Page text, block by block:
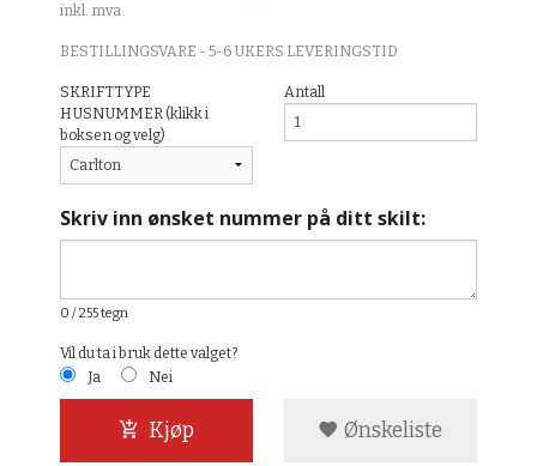
inkl. mva.
BESTILLINGSVARE - 5-6 UKERS LEVERINGSTID
SKRIFTTYPE
HUSNUMMER (klikk i
boksen og velg)
Antall
Skriv inn ønsket nummer på ditt skilt:
0 / 255 tegn
Vil du ta i bruk dette valget?
Ja
Nei
Kjøp Ønskeliste